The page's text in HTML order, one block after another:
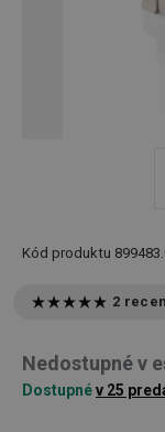
Kód produktu
2
Nedostupné v
Dostupnév 25